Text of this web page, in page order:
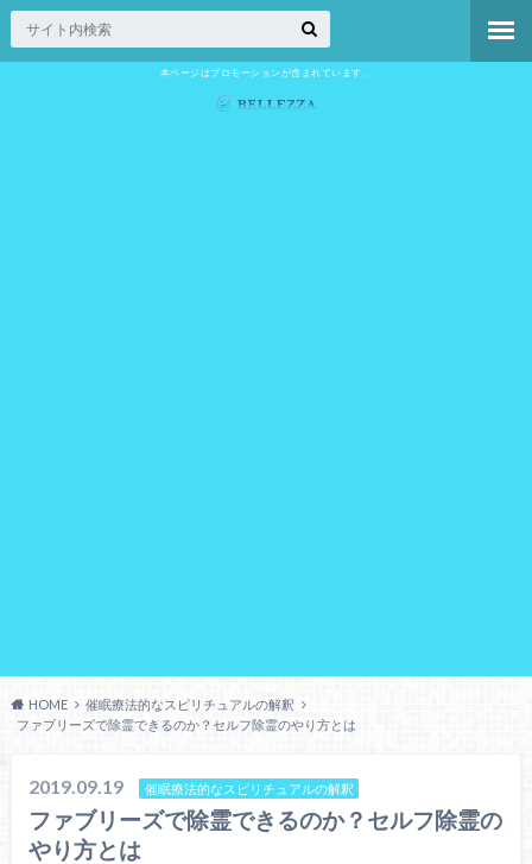
本ページはプロモーションが含まれています。
HOME
催眠療法的なスピリチュアルの解釈
ファブリーズで除霊できるのか？セルフ除霊のやり方とは
2019.09.19 催眠療法的なスピリチュアルの解釈
ファブリーズで除霊できるのか？セルフ除霊の
やり方とは